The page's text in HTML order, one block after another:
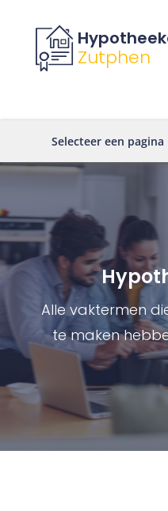
Zutphen
Selecteer een pagina
Alle vaktermen
te maken